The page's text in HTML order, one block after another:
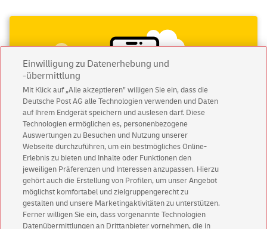
Abonnieren Sie unseren Newsletter
Immer informiert über exklusive Angebote und
Aktionen - jetzt mit Vorteil
Einwilligung zu Datenerhebung und
-übermittlung
Mit Klick auf „Alle akzeptieren” willigen Sie ein, dass die
Deutsche Post AG alle Technologien verwenden und Daten
auf Ihrem Endgerät speichern und auslesen darf. Diese
Technologien ermöglichen es, personenbezogene
Auswertungen zu Besuchen und Nutzung unserer
Webseite durchzuführen, um ein bestmögliches Online-
Erlebnis zu bieten und Inhalte oder Funktionen den
jeweiligen Präferenzen und Interessen anzupassen. Hierzu
gehört auch die Erstellung von Profilen, um unser Angebot
möglichst komfortabel und zielgruppengerecht zu
gestalten und unsere Marketingaktivitäten zu unterstützen.
Ferner willigen Sie ein, dass vorgenannte Technologien
Datenübermittlungen an Drittanbieter vornehmen, die in